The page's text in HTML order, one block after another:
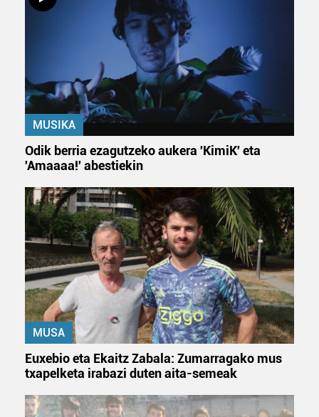
zerbitzuak hobetzeko asmoz, cookie teknologiaz
baliatzen gara. Ohar hau onartuz gero, teknologia hori
erabiltzeko baimen esplizitua ematen diguzu.
MUSIKA
Odik berria ezagutzeko aukera 'KimiK' eta
'Amaaaa!' abestiekin
MUSA
Euxebio eta Ekaitz Zabala: Zumarragako mus
txapelketa irabazi duten aita-semeak